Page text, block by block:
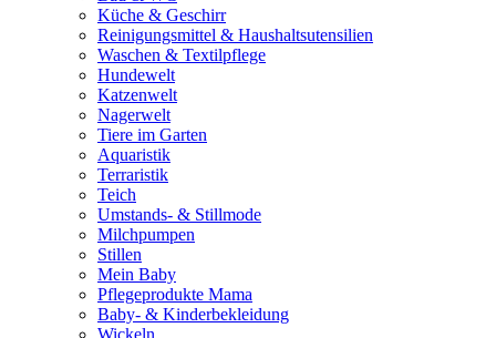
Küche & Geschirr
Reinigungsmittel & Haushaltsutensilien
Waschen & Textilpflege
Hundewelt
Katzenwelt
Nagerwelt
Tiere im Garten
Aquaristik
Terraristik
Teich
Umstands- & Stillmode
Milchpumpen
Stillen
Mein Baby
Pflegeprodukte Mama
Baby- & Kinderbekleidung
Wickeln